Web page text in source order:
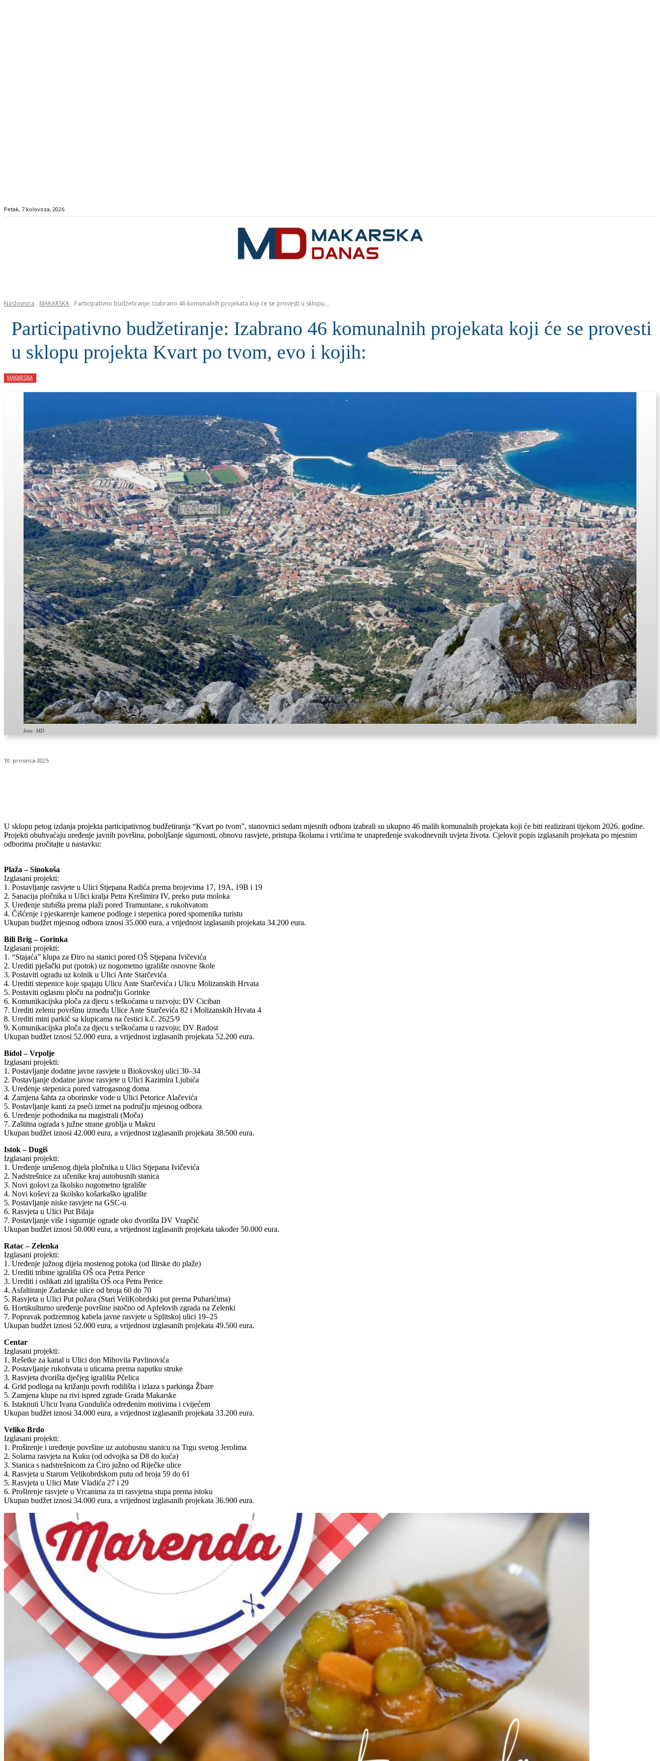
Petak, 7 kolovoza, 2026
Naslovnica MAKARSKA Participativno budžetiranje: Izabrano 46 komunalnih projekata koji će se provesti u sklopu...
Participativno budžetiranje: Izabrano 46 komunalnih projekata koji će se provesti
u sklopu projekta Kvart po tvom, evo i kojih:
MAKARSKA
foto: MD
10. prosinca 2025.
U sklopu petog izdanja projekta participativnog budžetiranja “Kvart po tvom”, stanovnici sedam mjesnih odbora izabrali su ukupno 46 malih komunalnih projekata koji će biti realizirani tijekom 2026. godine.
Projekti obuhvaćaju uređenje javnih površina, poboljšanje sigurnosti, obnovu rasvjete, pristupa školama i vrtićima te unapređenje svakodnevnih uvjeta života. Cjelovit popis izglasanih projekata po mjesnim
odborima pročitajte u nastavku:
Plaža – Sinokoša
Izglasani projekti:
1. Postavljanje rasvjete u Ulici Stjepana Radića prema brojevima 17, 19A, 19B i 19
2. Sanacija pločnika u Ulici kralja Petra Krešimira IV, preko puta moloka
3. Uređenje stubišta prema plaži pored Tramuntane, s rukohvatom
4. Čišćenje i pjeskarenje kamene podloge i stepenica pored spomenika turistu
Ukupan budžet mjesnog odbora iznosi 35.000 eura, a vrijednost izglasanih projekata 34.200 eura.
Bili Brig – Gorinka
Izglasani projekti:
1. “Stajaća” klupa za Điro na stanici pored OŠ Stjepana Ivičevića
2. Urediti pješački put (potok) uz nogometno igralište osnovne škole
3. Postaviti ogradu uz kolnik u Ulici Ante Starčevića
4. Urediti stepenice koje spajaju Ulicu Ante Starčevića i Ulicu Molizanskih Hrvata
5. Postaviti oglasnu ploču na području Gorinke
6. Komunikacijska ploča za djecu s teškoćama u razvoju; DV Ciciban
7. Urediti zelenu površinu između Ulice Ante Starčevića 82 i Molizanskih Hrvata 4
8. Urediti mini parkić sa klupicama na čestici k.č. 2625/9
9. Komunikacijska ploča za djecu s teškoćama u razvoju; DV Radost
Ukupan budžet iznosi 52.000 eura, a vrijednost izglasanih projekata 52.200 eura.
Bidol – Vrpolje
Izglasani projekti:
1. Postavljanje dodatne javne rasvjete u Biokovskoj ulici 30–34
2. Postavljanje dodatne javne rasvjete u Ulici Kazimira Ljubića
3. Uređenje stepenica pored vatrogasnog doma
4. Zamjena šahta za oborinske vode u Ulici Petorice Alačevića
5. Postavljanje kanti za pseći izmet na području mjesnog odbora
6. Uređenje pothodnika na magistrali (Moča)
7. Zaštitna ograda s južne strane groblja u Makru
Ukupan budžet iznosi 42.000 eura, a vrijednost izglasanih projekata 38.500 eura.
Istok – Dugiš
Izglasani projekti:
1. Uređenje urušenog dijela pločnika u Ulici Stjepana Ivičevića
2. Nadstrešnice za učenike kraj autobusnih stanica
3. Novi golovi za školsko nogometno igralište
4. Novi koševi za školsko košarkaško igralište
5. Postavljanje niske rasvjete na GSC-u
6. Rasvjeta u Ulici Put Bilaja
7. Postavljanje više i sigurnije ograde oko dvorišta DV Vrapčić
Ukupan budžet iznosi 50.000 eura, a vrijednost izglasanih projekata također 50.000 eura.
Ratac – Zelenka
Izglasani projekti:
1. Uređenje južnog dijela mostenog potoka (od Ilirske do plaže)
2. Urediti tribine igrališta OŠ oca Petra Perice
3. Urediti i oslikati zid igrališta OŠ oca Petra Perice
4. Asfaltiranje Zadarske ulice od broja 60 do 70
5. Rasvjeta u Ulici Put požara (Stari VeliKobrdski put prema Puharićima)
6. Hortikulturno uređenje površine istočno od Apfelovih zgrada na Zelenki
7. Popravak podzemnog kabela javne rasvjete u Splitskoj ulici 19–25
Ukupan budžet iznosi 52.000 eura, a vrijednost izglasanih projekata 49.500 eura.
Centar
Izglasani projekti:
1. Rešetke za kanal u Ulici don Mihovila Pavlinovića
2. Postavljanje rukohvata u ulicama prema naputku struke
3. Rasvjeta dvorišta dječjeg igrališta Pčelica
4. Grid podloga na križanju povrh rodilišta i izlaza s parkinga Žbare
5. Zamjena klupe na rivi ispred zgrade Grada Makarske
6. Istaknuti Ulicu Ivana Gundulića određenim motivima i cvijećem
Ukupan budžet iznosi 34.000 eura, a vrijednost izglasanih projekata 33.200 eura.
Veliko Brdo
Izglasani projekti:
1. Proširenje i uređenje površine uz autobusnu stanicu na Trgu svetog Jerolima
2. Solarna rasvjeta na Kuku (od odvojka sa D8 do kuća)
3. Stanica s nadstrešnicom za Ćiro južno od Riječke ulice
4. Rasvjeta u Starom Velikobrdskom putu od broja 59 do 61
5. Rasvjeta u Ulici Mate Vladića 27 i 29
6. Proširenje rasvjete u Vrcanima za tri rasvjetna stupa prema istoku
Ukupan budžet iznosi 34.000 eura, a vrijednost izglasanih projekata 36.900 eura.